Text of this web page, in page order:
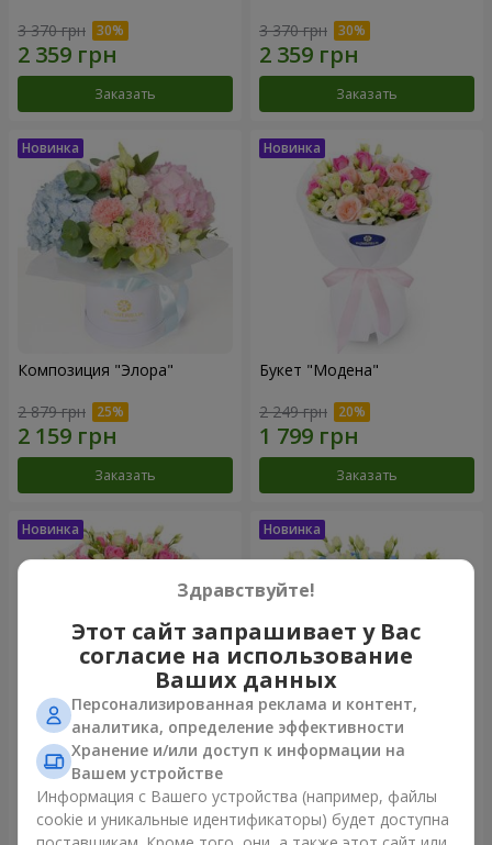
3 370 грн
Заказать
3 370 грн
Заказать
Композиция "Элора"
2 879 грн
Заказать
Букет "Модена"
2 249 грн
Заказать
Букет "Piedmont"
5 012 грн
Композиция "Сильвия"
3 713 грн
Здравствуйте!
Этот сайт запрашивает у Вас
согласие на использование
Ваших данных
Персонализированная реклама и контент,
аналитика, определение эффективности
Хранение и/или доступ к информации на
Вашем устройстве
Информация с Вашего устройства (например, файлы
cookie и уникальные идентификаторы) будет доступна